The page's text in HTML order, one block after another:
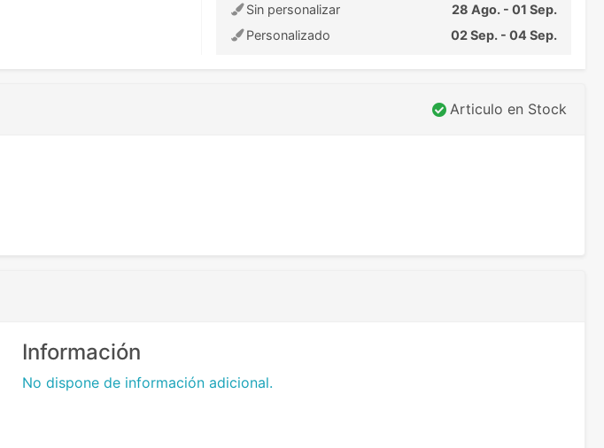
Sin personalizar
28 Ago. - 01 Sep.
Personalizado
02 Sep. - 04 Sep.
Articulo en Stock
Información
No dispone de información adicional.